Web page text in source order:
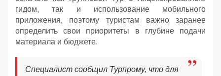
гидом, так и использование мобильного
приложения, поэтому туристам важно заранее
определить свои приоритеты в глубине подачи
материала и бюджете.
Специалист сообщил Турпрому, что для